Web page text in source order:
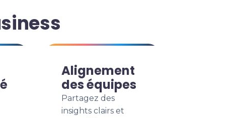
Alignement
des équipes
Partagez des
insights clairs et